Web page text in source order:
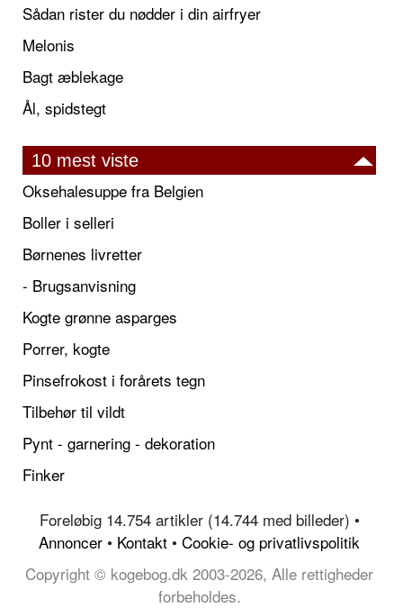
Sådan rister du nødder i din airfryer
Melonis
Bagt æblekage
Ål, spidstegt
10 mest viste
Oksehalesuppe fra Belgien
Boller i selleri
Børnenes livretter
- Brugsanvisning
Kogte grønne asparges
Porrer, kogte
Pinsefrokost i forårets tegn
Tilbehør til vildt
Pynt - garnering - dekoration
Finker
Foreløbig 14.754 artikler (14.744 med billeder) •
Annoncer • Kontakt • Cookie- og privatlivspolitik
Copyright © kogebog.dk 2003-2026, Alle rettigheder
forbeholdes.